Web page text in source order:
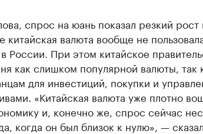
спрос на юань показал резкий рост
китайская валюта вообще не
России. При этом китайское
как слишком популярной валюты, так
для инвестиций, покупки и
«Китайская валюта уже плотно
и, конечно же, спрос сейчас
когда он был близок к нулю», —